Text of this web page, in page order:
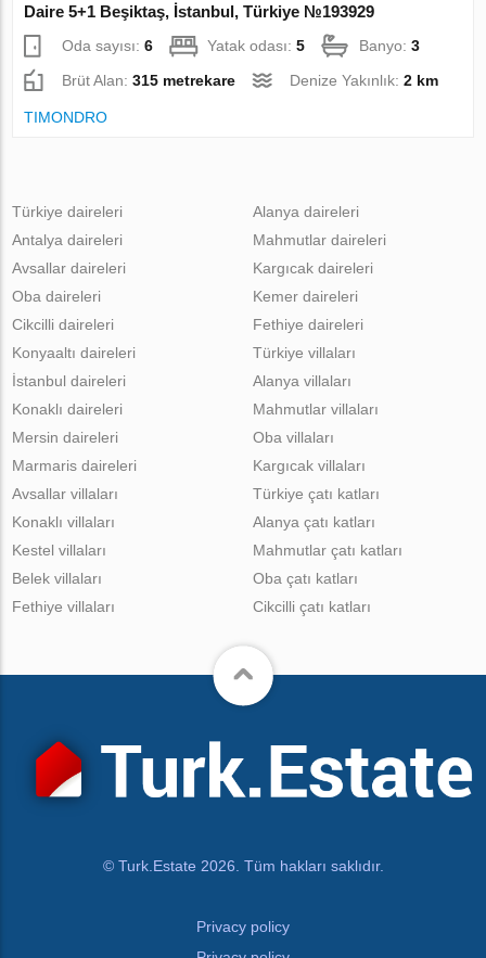
Daire 5+1 Beşiktaş, İstanbul, Türkiye №193929
Oda sayısı:6 Yatak odası:5 Banyo:3
Brüt Alan:315 metrekare Denize Yakınlık:2 km
TIMONDRO
Türkiye daireleri
Antalya daireleri
Avsallar daireleri
Oba daireleri
Cikcilli daireleri
Alanya daireleri
Mahmutlar daireleri
Kargıcak daireleri
Kemer daireleri
Fethiye daireleri
Konyaaltı daireleri
İstanbul daireleri
Konaklı daireleri
Mersin daireleri
Marmaris daireleri
Türkiye villaları
Alanya villaları
Mahmutlar villaları
Oba villaları
Kargıcak villaları
Avsallar villaları
Konaklı villaları
Kestel villaları
Belek villaları
Fethiye villaları
Türkiye çatı katları
Alanya çatı katları
Mahmutlar çatı katları
Oba çatı katları
Cikcilli çatı katları
© Turk.Estate 2026. Tüm hakları saklıdır.
Privacy policy